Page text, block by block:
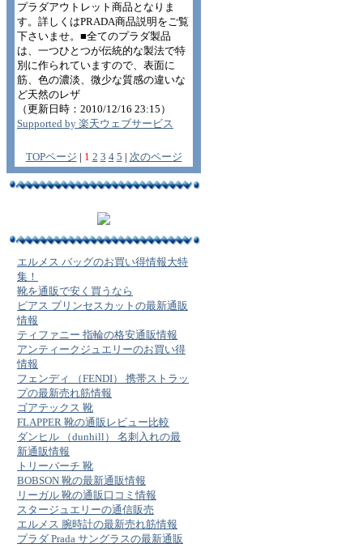
プラダアウトレット商品となりま
す。詳しくはPRADA商品説明をご覧
下さいませ。■全てのプラダ製品
は、一つひとつが伝統的な製法で特
別に作られていますので、表面に
筋、色の濃淡、微少な質感の違いな
ど天然のレザ
（更新日時：2010/12/16 23:15）
Supported by 楽天ウェブサービス
TOPページ | 1 2 3 4 5 | 次のページ
エルメス バッグのお買い得情報大特
集！
靴を通販で安く買うなら
ピアス プリンセスカットの最新通販
情報
ティファニー 指輪の格安通販情報
アンティークジュエリーのお買い得
情報
フェンディ （FENDI） 携帯ストラッ
プの最新売れ筋情報
ゴアテックス 靴
FLAPPER 靴の通販レビュー比較
ダンヒル （dunhill） 名刺入れの最
新通販情報
トリーバーチ 靴
BOBSON 靴の最新通販情報
リーガル 靴の通販口コミ情報
スタージュエリーの通信販売
エルメス 腕時計の最新売れ筋情報
プラダ Prada サングラスの最新通販